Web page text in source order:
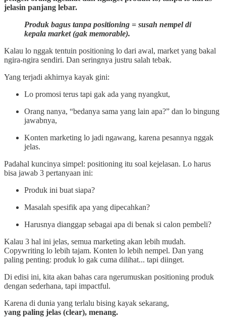
jelasin panjang lebar.
Produk bagus tanpa positioning = susah nempel di
kepala market (gak memorable).
Kalau lo nggak tentuin positioning lo dari awal, market yang bakal
ngira-ngira sendiri. Dan seringnya justru salah tebak.
Yang terjadi akhirnya kayak gini:
Lo promosi terus tapi gak ada yang nyangkut,
Orang nanya, “bedanya sama yang lain apa?” dan lo bingung
jawabnya,
Konten marketing lo jadi ngawang, karena pesannya nggak
jelas.
Padahal kuncinya simpel: positioning itu soal kejelasan. Lo harus
bisa jawab 3 pertanyaan ini:
Produk ini buat siapa?
Masalah spesifik apa yang dipecahkan?
Harusnya dianggap sebagai apa di benak si calon pembeli?
Kalau 3 hal ini jelas, semua marketing akan lebih mudah.
Copywriting lo lebih tajam. Konten lo lebih nempel. Dan yang
paling penting: produk lo gak cuma dilihat... tapi diinget.
Di edisi ini, kita akan bahas cara ngerumuskan positioning produk
dengan sederhana, tapi impactful.
Karena di dunia yang terlalu bising kayak sekarang,
yang paling jelas (clear), menang.